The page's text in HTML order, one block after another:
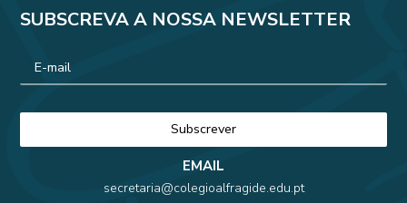
SUBSCREVA A NOSSA NEWSLETTER
EMAIL
secretaria@colegioalfragide.edu.pt